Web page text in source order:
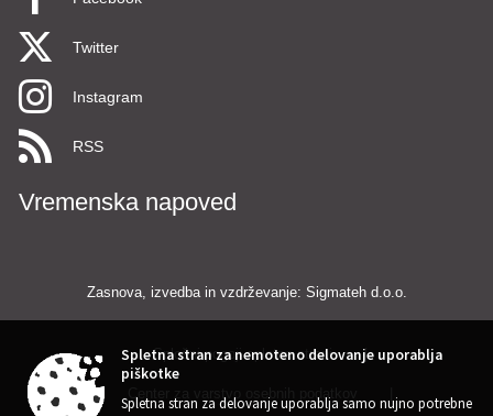
Twitter
Instagram
RSS
Vremenska napoved
Zasnova, izvedba in vzdrževanje: Sigmateh d.o.o.
Splošni pogoji spletne strani |
Spletna stran za nemoteno delovanje uporablja
piškotke
Spletna stran za delovanje uporablja samo nujno potrebne